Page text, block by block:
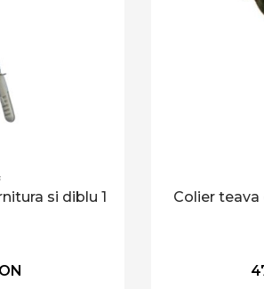
si diblu 1
Colier teava